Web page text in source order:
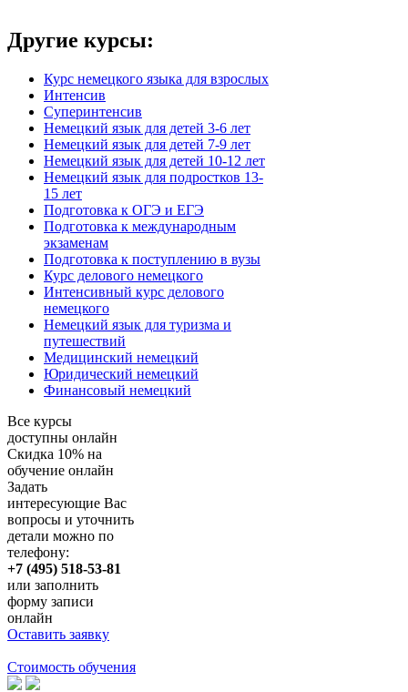
Другие курсы:
Курс немецкого языка для взрослых
Интенсив
Суперинтенсив
Немецкий язык для детей 3-6 лет
Немецкий язык для детей 7-9 лет
Немецкий язык для детей 10-12 лет
Немецкий язык для подростков 13-
15 лет
Подготовка к ОГЭ и ЕГЭ
Подготовка к международным
экзаменам
Подготовка к поступлению в вузы
Курс делового немецкого
Интенсивный курс делового
немецкого
Немецкий язык для туризма и
путешествий
Медицинский немецкий
Юридический немецкий
Финансовый немецкий
Все курсы
доступны онлайн
Скидка 10% на
обучение онлайн
Задать
интересующие Вас
вопросы и уточнить
детали можно по
телефону:
+7 (495) 518-53-81
или заполнить
форму записи
онлайн
Оставить заявку
Стоимость обучения